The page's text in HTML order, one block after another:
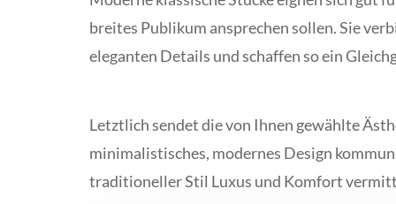
breites Publikum ansprechen sollen. Sie
eleganten Details und schaffen so ein
Letztlich sendet die von Ihnen gewählte
minimalistisches, modernes Design
traditioneller Stil Luxus und Komfort